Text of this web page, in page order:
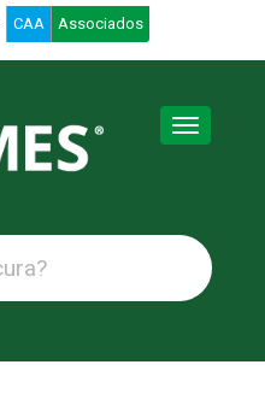
CAA Associados
Toggle